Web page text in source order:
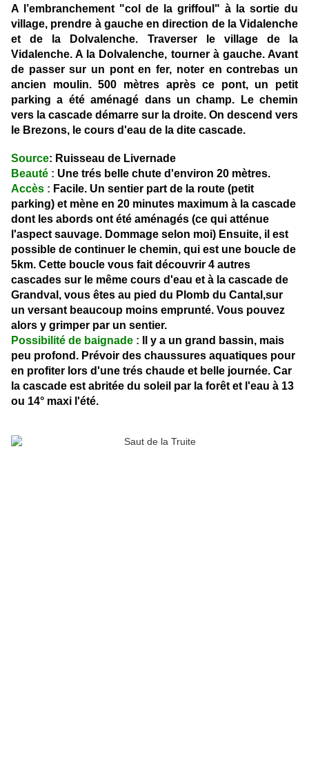
A l’embranchement "col de la griffoul" à la sortie du
village, prendre à gauche en direction de la Vidalenche
et de la Dolvalenche. Traverser le village de la
Vidalenche. A la Dolvalenche, tourner à gauche. Avant
de passer sur un pont en fer, noter en contrebas un
ancien moulin. 500 mètres après ce pont, un petit
parking a été aménagé dans un champ. Le chemin
vers la cascade démarre sur la droite. On descend vers
le Brezons, le cours d'eau de la dite cascade.
Source: Ruisseau de Livernade
Beauté : Une trés belle chute d'environ 20 mètres.
Accès : Facile. Un sentier part de la route (petit
parking) et mène en 20 minutes maximum à la cascade
dont les abords ont été aménagés (ce qui atténue
l'aspect sauvage. Dommage selon moi) Ensuite, il est
possible de continuer le chemin, qui est une boucle de
5km. Cette boucle vous fait découvrir 4 autres
cascades sur le même cours d'eau et à la cascade de
Grandval, vous êtes au pied du Plomb du Cantal,sur
un versant beaucoup moins emprunté. Vous pouvez
alors y grimper par un sentier.
Possibilité de baignade :
Il y a un grand bassin, mais
peu profond. Prévoir des chaussures aquatiques pour
en profiter lors d'une trés chaude et belle journée. Car
la cascade est abritée du soleil par la forêt et l'eau à 13
ou 14° maxi l'été.